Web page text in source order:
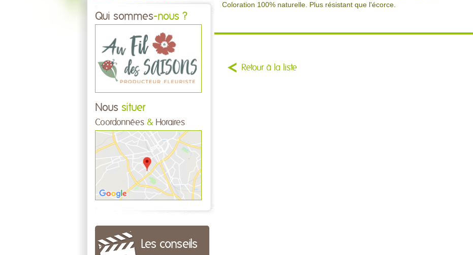
Qui sommes-nous ?
Nous situer
Coordonnées & Horaires
Les conseils
Coloration 100% naturelle. Plus résistant que l'écorce.
Retour à la liste